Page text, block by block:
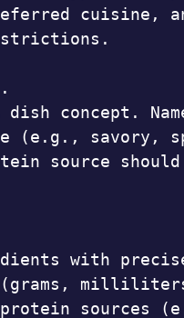
cuisine,
concept.
(e.g., savory,
source
with
(grams,
sources